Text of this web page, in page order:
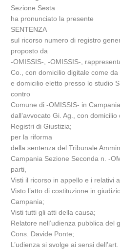
Sezione Sesta
ha pronunciato la presente
SENTENZA
sul ricorso numero di registro
proposto da
-OMISSIS-, -OMISSIS-,
Co., con domicilio digitale come
e domicilio eletto presso lo studio
contro
Comune di -OMISSIS- in
dall’avvocato Gi. Ag., con
Registri di Giustizia;
per la riforma
della sentenza del Tribunale
Campania Sezione Seconda n. -
parti,
Visti il ricorso in appello e i relativi
Visto l’atto di costituzione in
Campania;
Visti tutti gli atti della causa;
Relatore nell’udienza pubblica del
Cons. Davide Ponte;
L’udienza si svolge ai sensi